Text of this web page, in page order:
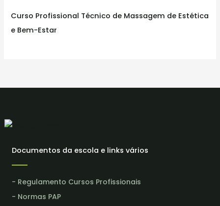
Curso Profissional Técnico de Massagem de Estética
e Bem-Estar
Documentos da escola e links vários
- Regulamento Cursos Profissionais
- Normas PAP